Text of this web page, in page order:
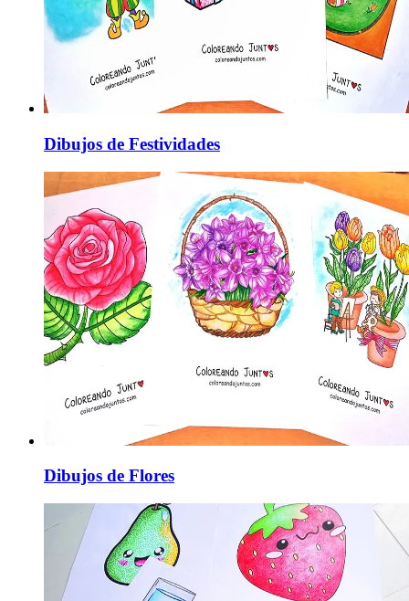
Dibujos de Festividades
Dibujos de Flores